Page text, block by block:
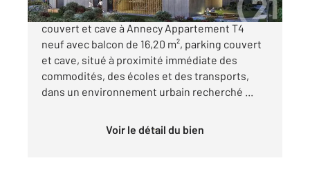
Appartement T4 neuf avec balcon, parking
couvert et cave à Annecy Appartement T4
neuf avec balcon de 16,20 m², parking couvert
et cave, situé à proximité immédiate des
commodités, des écoles et des transports,
dans un environnement urbain recherché ...
Voir le détail du bien